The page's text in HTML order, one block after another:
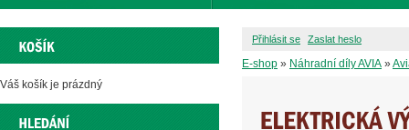
Přihlásit se Zaslat heslo
E-shop » Náhradní díly AVIA »
Váš košík je prázdný